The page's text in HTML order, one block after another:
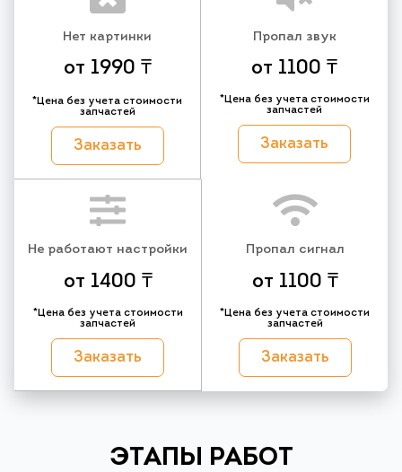
Нет картинки
от 1990 ₸
*Цена без учета стоимости
запчастей
Заказать
Пропал звук
от 1100 ₸
*Цена без учета стоимости
запчастей
Заказать
Не работают настройки
от 1400 ₸
*Цена без учета стоимости
запчастей
Заказать
Пропал сигнал
от 1100 ₸
*Цена без учета стоимости
запчастей
Заказать
ЭТАПЫ РАБОТ